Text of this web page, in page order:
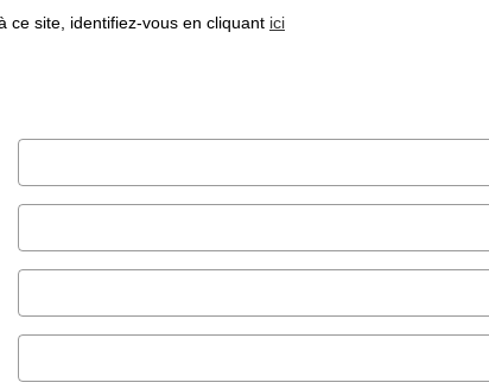
ce site, identifiez-vous en cliquant ici